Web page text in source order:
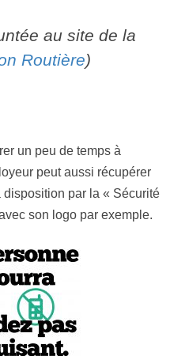
au site de la
Routière)
un peu de temps à
peut aussi récupérer
par la « Sécurité
son logo par exemple.